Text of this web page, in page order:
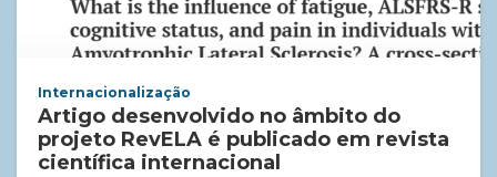
Internacionalização
Artigo desenvolvido no âmbito do
projeto RevELA é publicado em revista
científica internacional